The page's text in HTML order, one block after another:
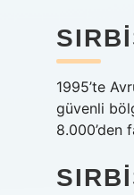
1995’te
güvenli
8.000’den